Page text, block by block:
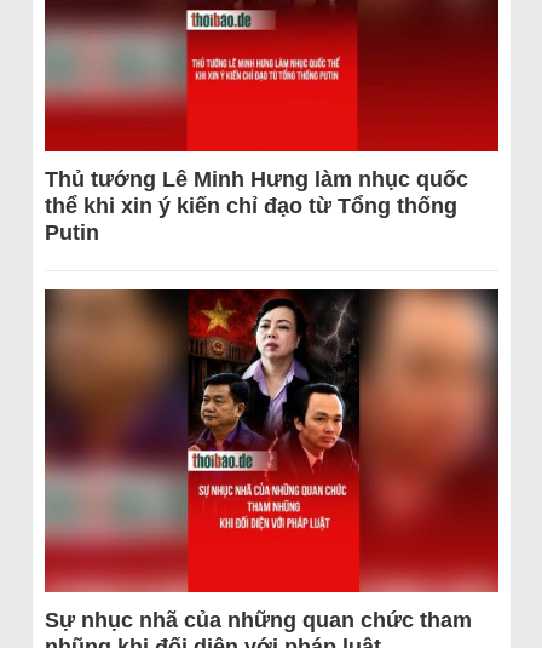
Thủ tướng Lê Minh Hưng làm nhục quốc
thể khi xin ý kiến chỉ đạo từ Tổng thống
Putin
Sự nhục nhã của những quan chức tham